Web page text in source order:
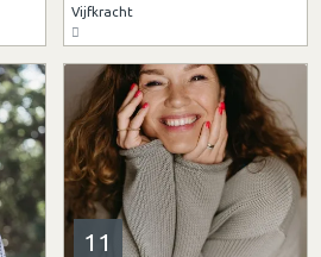
Vijfkracht
11